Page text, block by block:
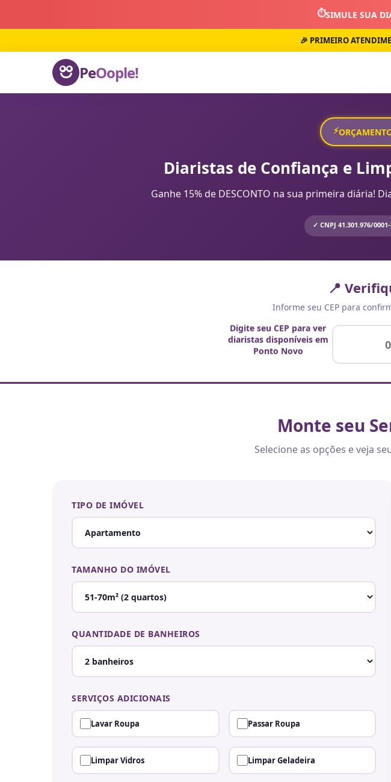
⏱️SIMULE SUA
🎉 PRIMEIRO
PeOople!
⚡
Diaristas de Confiança e
Ganhe 15% de DESCONTO na sua primeira diária!
✓ CNPJ 41.301.976/
📍
Informe seu CEP para
Digite seu CEP para ver
diaristas disponíveis em
Ponto Novo
Monte seu
Selecione as opções e veja
TIPO DE IMÓVEL
TAMANHO DO IMÓVEL
QUANTIDADE DE BANHEIROS
SERVIÇOS ADICIONAIS
Lavar Roupa Passar Roupa
Limpar Vidros Limpar Geladeira